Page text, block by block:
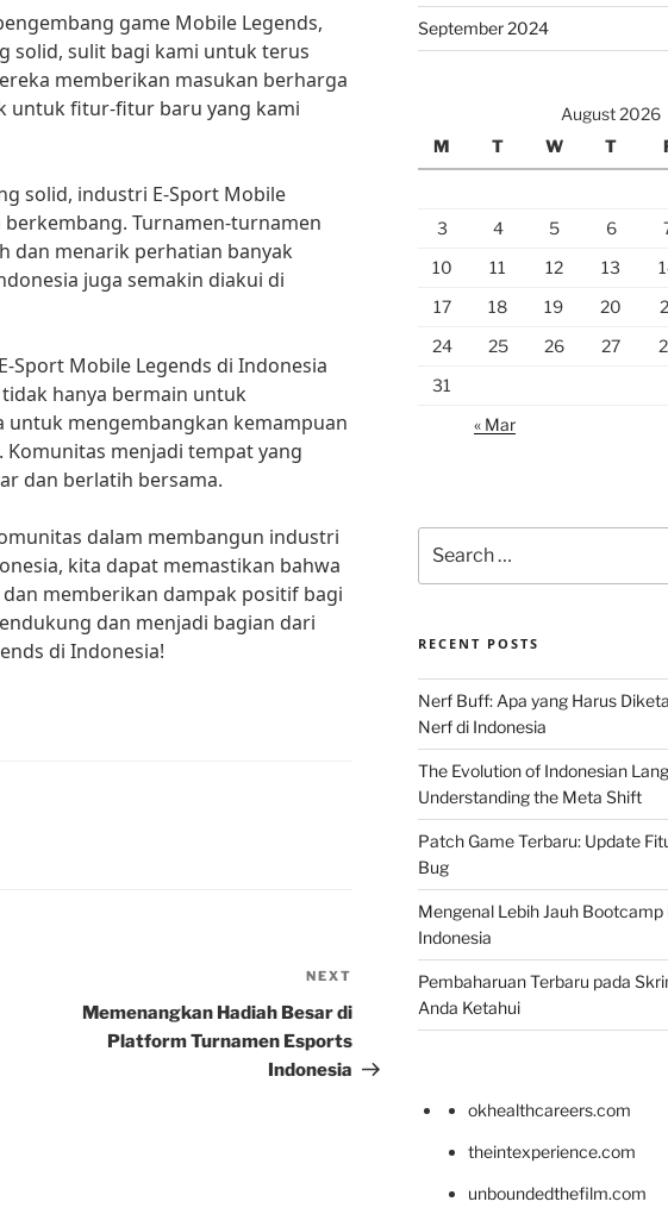
game Mobile Legends,
solid, sulit bagi kami untuk terus
memberikan masukan berharga
untuk fitur-fitur baru yang kami
solid, industri E-Sport Mobile
Turnamen-turnamen
dan menarik perhatian banyak
juga semakin diakui di
Sport Mobile Legends di Indonesia
hanya bermain untuk
untuk mengembangkan kemampuan
menjadi tempat yang
dan berlatih bersama.
dalam membangun industri
kita dapat memastikan bahwa
memberikan dampak positif bagi
dan menjadi bagian dari
di Indonesia!
Post
NEXT
Memenangkan Hadiah Besar di
Platform Turnamen Esports
Indonesia
September 2024
August 2026
M
T W T
3
4 5 6
10
11 12 13
17
18 19 20
24
25 26 27
31
« Mar
for:
RECENT POSTS
Nerf Buff: Apa yang Harus
Nerf di Indonesia
The Evolution of Indonesian
Understanding the Meta Shift
Patch Game Terbaru: Update
Bug
Mengenal Lebih Jauh Bootcamp
Indonesia
Pembaharuan Terbaru pada
Anda Ketahui
okhealthcareers.com
theintexperience.com
unboundedthefilm.com